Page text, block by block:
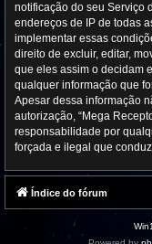
notificação do seu Serviço
endereços de IP de todas
implementar essas
direito de excluir, editar,
que eles assim o decidam
qualquer informação que
Apesar dessa informação
autorização, “Mega
responsabilidade por
forçada e ilegal que
Índice do fórum